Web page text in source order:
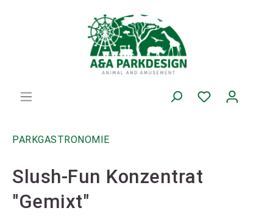
PARKGASTRONOMIE
Slush-Fun Konzentrat
"Gemixt"